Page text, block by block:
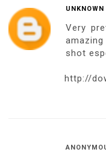
UNKNOWN
Very
shot
http://